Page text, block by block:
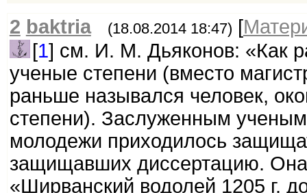
2 baktria (18.08.2014 18:47) [
[1] см. И. М. Дьяконов: «Как
ученые степени (вместо
раньше назывался человек,
степени). Заслуженным
молодежи приходилось
защищавших диссертацию.
«Ширванский водолей 1205 г.